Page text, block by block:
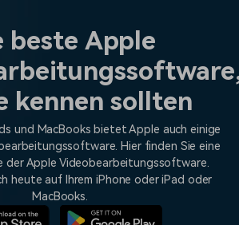
Meisterkurs
Beherrschen Sie
beste Apple
kennen sollten
und MacBooks bietet Apple auch einige
Hier finden Sie eine
der Apple Videobearbeitungssoftware.
heute auf Ihrem iPhone oder iPad oder
MacBooks.